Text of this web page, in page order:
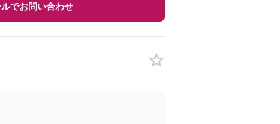
ルでお問い合わせ